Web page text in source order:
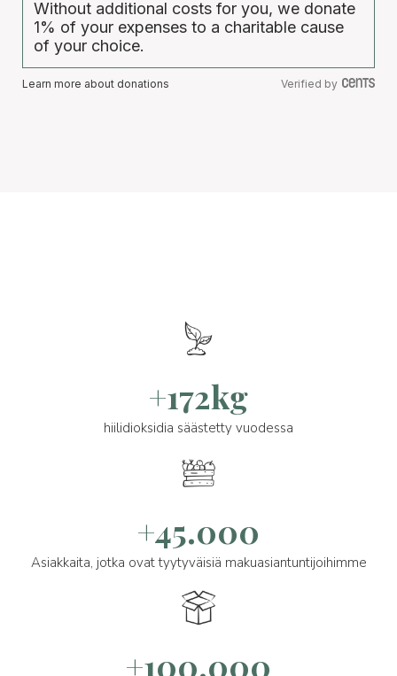
Without additional costs for you, we donate
1% of your expenses to a charitable cause
of your choice.
Learn more about donations Verified by
+172kg
hiilidioksidia säästetty vuodessa
+45.000
Asiakkaita, jotka ovat tyytyväisiä makuasiantuntijoihimme
+100.000